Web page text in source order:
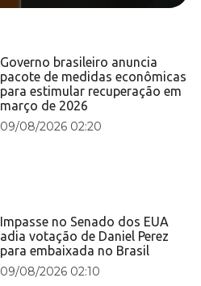
Governo brasileiro anuncia
pacote de medidas econômicas
para estimular recuperação em
março de 2026
09/08/2026 02:20
Impasse no Senado dos EUA
adia votação de Daniel Perez
para embaixada no Brasil
09/08/2026 02:10